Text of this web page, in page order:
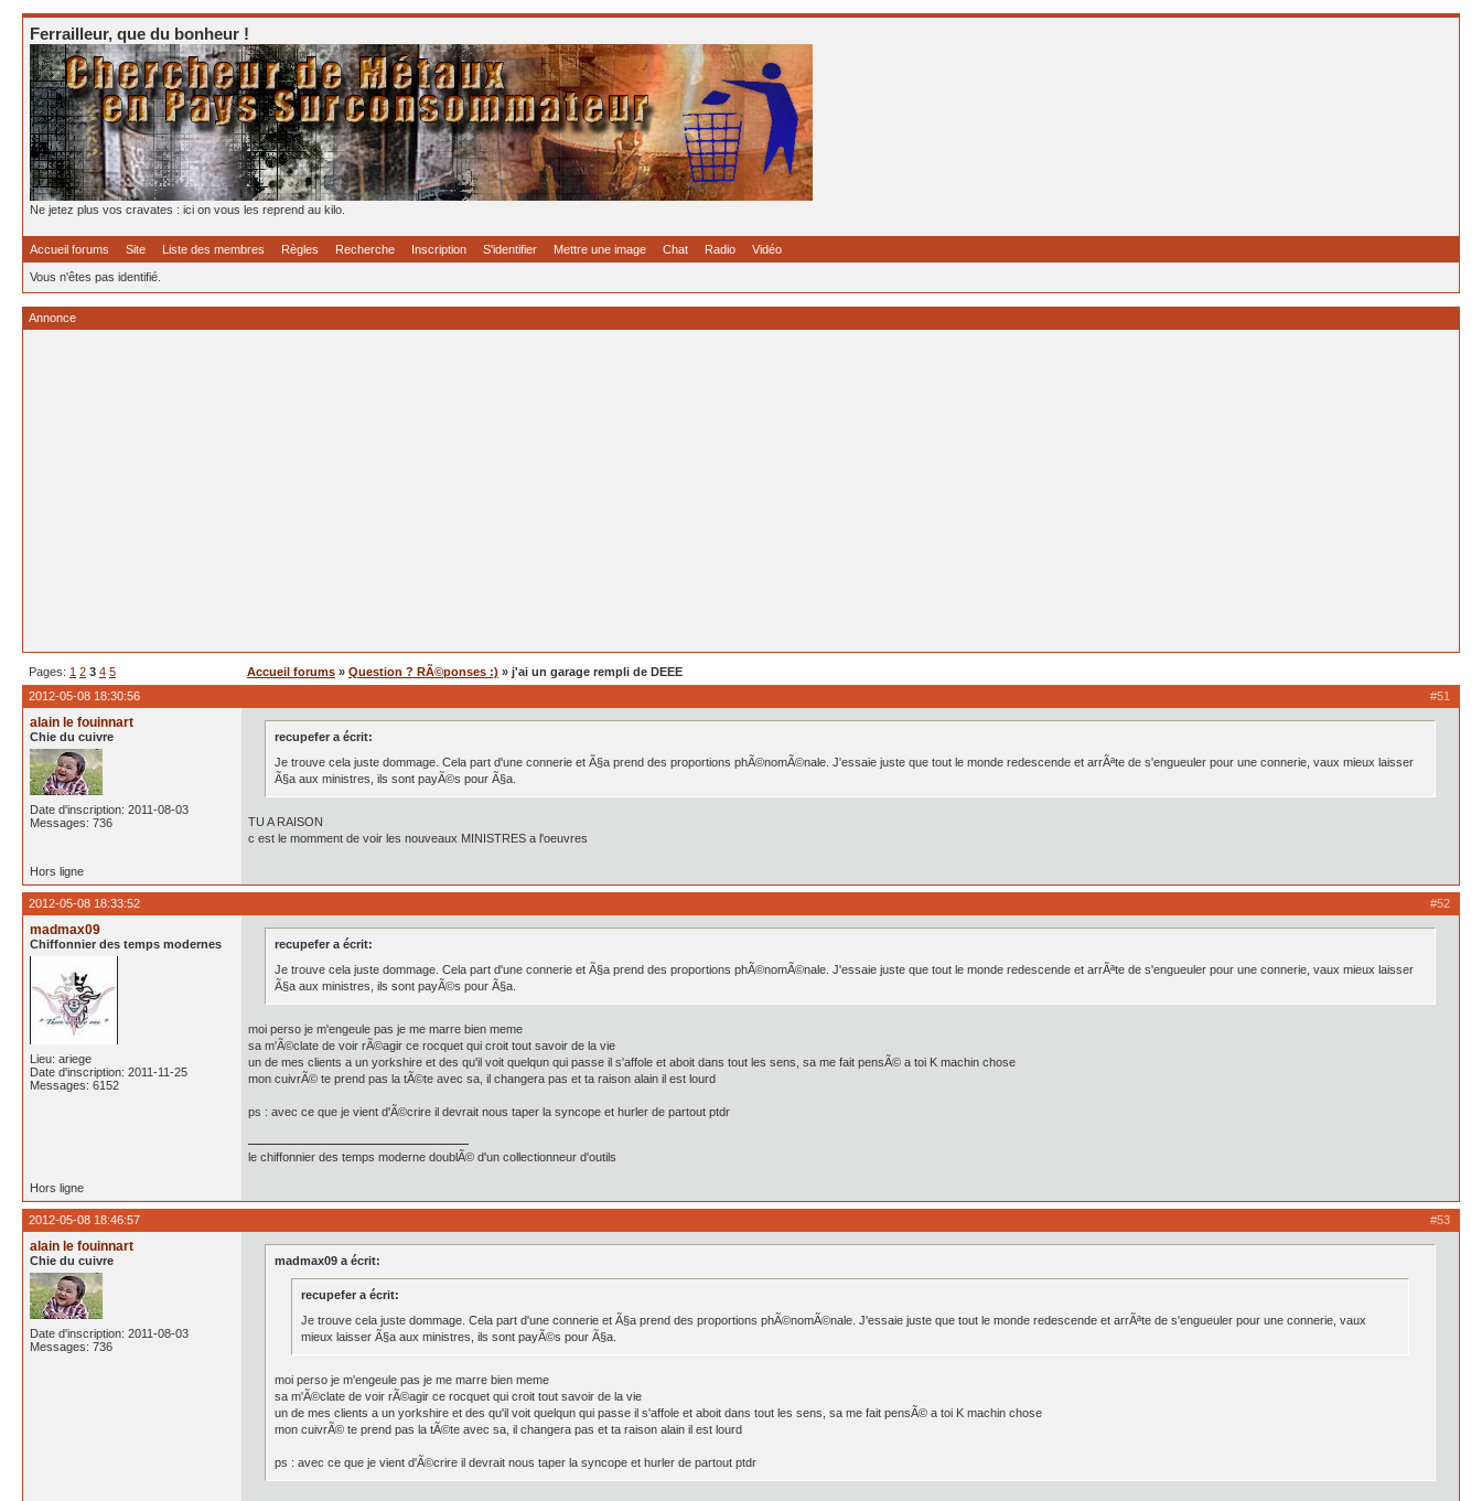
Ferrailleur, que du bonheur !
Ne jetez plus vos cravates : ici on vous les reprend au kilo.
Accueil forums Site Liste des membres Règles Recherche Inscription S'identifier Mettre une image Chat Radio Vidéo
Vous n'êtes pas identifié.
Annonce
Pages: 1 2 3 4 5 Accueil forums » Question ? RÃ©ponses :) » j'ai un garage rempli de DEEE
#51
2012-05-08 18:30:56
alain le fouinnart
Chie du cuivre
Date d'inscription: 2011-08-03
Messages: 736
recupefer a écrit:
Je trouve cela juste dommage. Cela part d'une connerie et Ã§a prend des proportions phÃ©nomÃ©nale. J'essaie juste que tout le monde redescende et arrÃªte de s'engueuler pour une connerie, vaux mieux laisser
Ã§a aux ministres, ils sont payÃ©s pour Ã§a.
TU A RAISON
c est le momment de voir les nouveaux MINISTRES a l'oeuvres
Hors ligne
#52
2012-05-08 18:33:52
madmax09
Chiffonnier des temps modernes
Lieu: ariege
Date d'inscription: 2011-11-25
Messages: 6152
recupefer a écrit:
Je trouve cela juste dommage. Cela part d'une connerie et Ã§a prend des proportions phÃ©nomÃ©nale. J'essaie juste que tout le monde redescende et arrÃªte de s'engueuler pour une connerie, vaux mieux laisser
Ã§a aux ministres, ils sont payÃ©s pour Ã§a.
moi perso je m'engeule pas je me marre bien meme
sa m'Ã©clate de voir rÃ©agir ce rocquet qui croit tout savoir de la vie
un de mes clients a un yorkshire et des qu'il voit quelqun qui passe il s'affole et aboit dans tout les sens, sa me fait pensÃ© a toi K machin chose
mon cuivrÃ© te prend pas la tÃ©te avec sa, il changera pas et ta raison alain il est lourd
ps : avec ce que je vient d'Ã©crire il devrait nous taper la syncope et hurler de partout ptdr
le chiffonnier des temps moderne doublÃ© d'un collectionneur d'outils
Hors ligne
#53
2012-05-08 18:46:57
alain le fouinnart
Chie du cuivre
Date d'inscription: 2011-08-03
Messages: 736
madmax09 a écrit:
recupefer a écrit:
Je trouve cela juste dommage. Cela part d'une connerie et Ã§a prend des proportions phÃ©nomÃ©nale. J'essaie juste que tout le monde redescende et arrÃªte de s'engueuler pour une connerie, vaux
mieux laisser Ã§a aux ministres, ils sont payÃ©s pour Ã§a.
moi perso je m'engeule pas je me marre bien meme
sa m'Ã©clate de voir rÃ©agir ce rocquet qui croit tout savoir de la vie
un de mes clients a un yorkshire et des qu'il voit quelqun qui passe il s'affole et aboit dans tout les sens, sa me fait pensÃ© a toi K machin chose
mon cuivrÃ© te prend pas la tÃ©te avec sa, il changera pas et ta raison alain il est lourd
ps : avec ce que je vient d'Ã©crire il devrait nous taper la syncope et hurler de partout ptdr